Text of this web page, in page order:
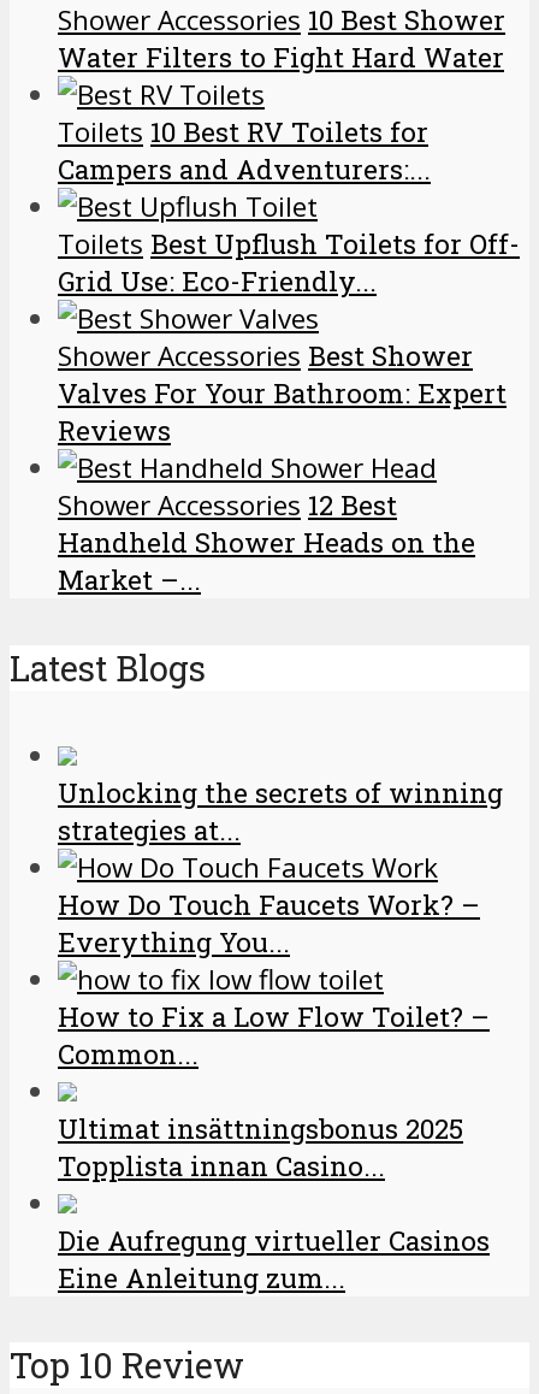
Shower Accessories 10 Best Shower
Water Filters to Fight Hard Water
Toilets 10 Best RV Toilets for
Campers and Adventurers:...
Toilets Best Upflush Toilets for Off-
Grid Use: Eco-Friendly...
Shower Accessories Best Shower
Valves For Your Bathroom: Expert
Reviews
Shower Accessories 12 Best
Handheld Shower Heads on the
Market –...
Latest Blogs
Unlocking the secrets of winning
strategies at...
How Do Touch Faucets Work? –
Everything You...
How to Fix a Low Flow Toilet? –
Common...
Ultimat insättningsbonus 2025
Topplista innan Casino...
Die Aufregung virtueller Casinos
Eine Anleitung zum...
Top 10 Review